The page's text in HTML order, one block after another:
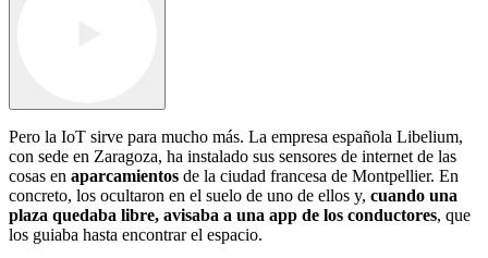
Pero la IoT sirve para mucho más. La empresa española Libelium,
con sede en Zaragoza, ha instalado sus sensores de internet de las
cosas en aparcamientos de la ciudad francesa de Montpellier. En
concreto, los ocultaron en el suelo de uno de ellos y, cuando una
plaza quedaba libre, avisaba a una app de los conductores, que
los guiaba hasta encontrar el espacio.